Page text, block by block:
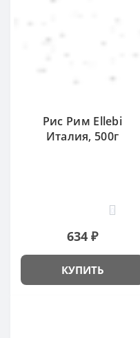
Рис Рим Ellebi
Италия, 500г
634 ₽
КУПИТЬ